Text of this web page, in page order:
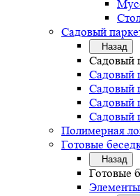
Садовый
Назад
Садовый
Садовый
Садовый
Садовый
Садовый
Полимерная
Готовые
Назад
Готовые